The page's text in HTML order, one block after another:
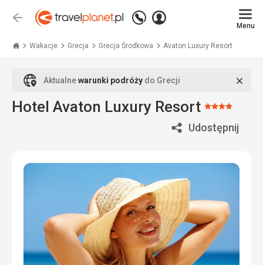
Wstecz
Zadzwoń
+48
771
Zaloguj
Menu
Wakacje Grecja Grecja Środkowa Avaton Luxury Resort
Aktualnewarunki podróży do Grecji
Hotel Avaton Luxury Resort Ocena:
4/5
Udostępnij